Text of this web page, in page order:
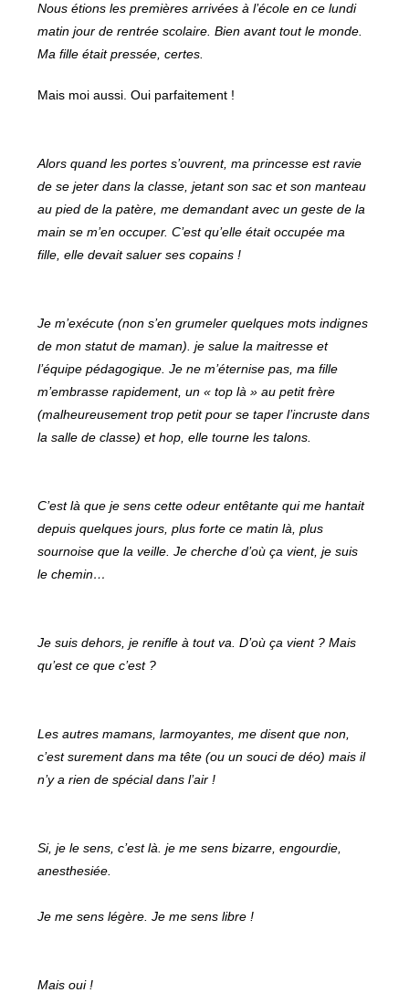
Nous étions les premières arrivées à l’école en ce lundi
matin jour de rentrée scolaire. Bien avant tout le monde.
Ma fille était pressée, certes.
Mais moi aussi. Oui parfaitement !
Alors quand les portes s’ouvrent, ma princesse est ravie
de se jeter dans la classe, jetant son sac et son manteau
au pied de la patère, me demandant avec un geste de la
main se m’en occuper. C’est qu’elle était occupée ma
fille, elle devait saluer ses copains !
Je m’exécute (non s’en grumeler quelques mots indignes
de mon statut de maman). je salue la maitresse et
l’équipe pédagogique. Je ne m’éternise pas, ma fille
m’embrasse rapidement, un « top là » au petit frère
(malheureusement trop petit pour se taper l’incruste dans
la salle de classe) et hop, elle tourne les talons.
C’est là que je sens cette odeur entêtante qui me hantait
depuis quelques jours, plus forte ce matin là, plus
sournoise que la veille. Je cherche d’où ça vient, je suis
le chemin…
Je suis dehors, je renifle à tout va. D’où ça vient ? Mais
qu’est ce que c’est ?
Les autres mamans, larmoyantes, me disent que non,
c’est surement dans ma tête (ou un souci de déo) mais il
n’y a rien de spécial dans l’air !
Si, je le sens, c’est là. je me sens bizarre, engourdie,
anesthesiée.
Je me sens légère. Je me sens libre !
Mais oui !